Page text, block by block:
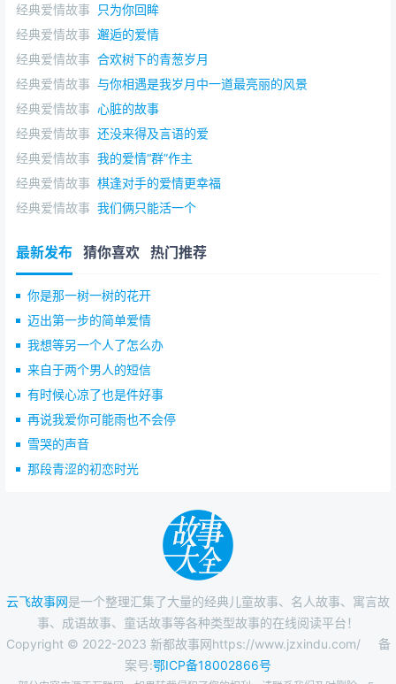
经典爱情故事 只为你回眸
经典爱情故事 邂逅的爱情
经典爱情故事 合欢树下的青葱岁月
经典爱情故事 与你相遇是我岁月中一道最亮丽的风景
经典爱情故事 心脏的故事
经典爱情故事 还没来得及言语的爱
经典爱情故事 我的爱情“群”作主
经典爱情故事 棋逢对手的爱情更幸福
经典爱情故事 我们俩只能活一个
最新发布 猜你喜欢 热门推荐
你是那一树一树的花开
迈出第一步的简单爱情
我想等另一个人了怎么办
来自于两个男人的短信
有时候心凉了也是件好事
再说我爱你可能雨也不会停
雪哭的声音
那段青涩的初恋时光
云飞故事网是一个整理汇集了大量的经典儿童故事、名人故事、寓言故
事、成语故事、童话故事等各种类型故事的在线阅读平台！
Copyright © 2022-2023 新都故事网https://www.jzxindu.com/
备
案号:鄂ICP备18002866号